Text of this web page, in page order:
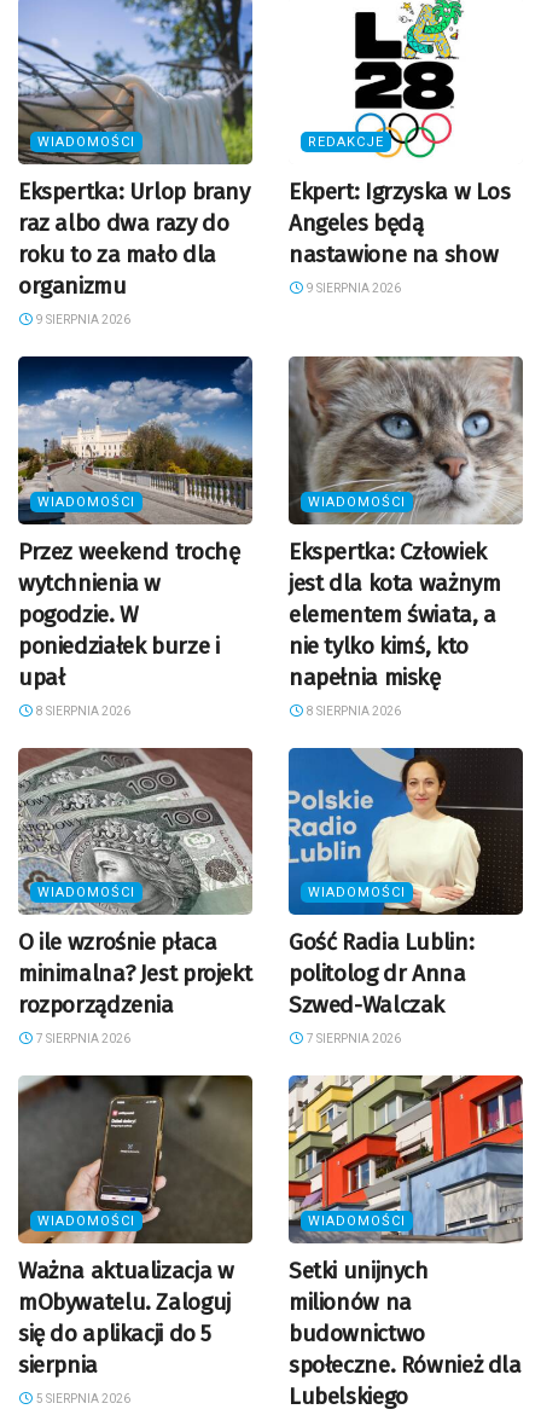
WIADOMOŚCI
Ekspertka: Urlop brany
raz albo dwa razy do
roku to za mało dla
organizmu
9 SIERPNIA 2026
REDAKCJE
Ekpert: Igrzyska w Los
Angeles będą
nastawione na show
9 SIERPNIA 2026
WIADOMOŚCI
Przez weekend trochę
wytchnienia w
pogodzie. W
poniedziałek burze i
upał
8 SIERPNIA 2026
WIADOMOŚCI
Ekspertka: Człowiek
jest dla kota ważnym
elementem świata, a
nie tylko kimś, kto
napełnia miskę
8 SIERPNIA 2026
WIADOMOŚCI
O ile wzrośnie płaca
minimalna? Jest projekt
rozporządzenia
7 SIERPNIA 2026
WIADOMOŚCI
Gość Radia Lublin:
politolog dr Anna
Szwed-Walczak
7 SIERPNIA 2026
WIADOMOŚCI
Ważna aktualizacja w
mObywatelu. Zaloguj
się do aplikacji do 5
sierpnia
5 SIERPNIA 2026
WIADOMOŚCI
Setki unijnych
milionów na
budownictwo
społeczne. Również dla
Lubelskiego